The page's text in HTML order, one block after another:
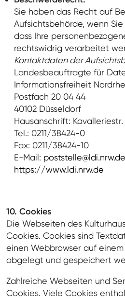
Sie haben das Recht auf
Aufsichtsbehörde, wenn
dass Ihre
rechtswidrig verarbeitet
Kontaktdaten der
Landesbeauftragte für
Informationsfreiheit
Postfach 20 04 44
40102 Düsseldorf
Hausanschrift:
Tel.: 0211/38424-0
Fax: 0211/38424-10
E-Mail: poststelle@ldi.nrw.de
https://www.ldi.nrw.de
10. Cookies
Die Webseiten des
Cookies. Cookies sind
einen Webbrowser auf
abgelegt und gespeichert
Zahlreiche Webseiten und
Cookies. Viele Cookies